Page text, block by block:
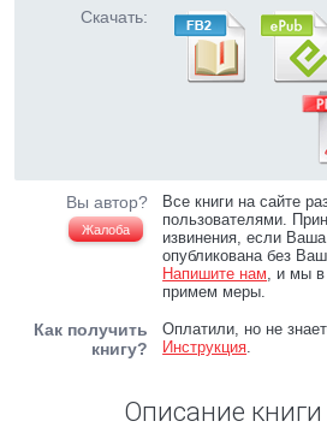
Скачать:
Вы автор?
Жалоба
Все книги на сайте
пользователями.
извинения, если
опубликована без
Напишите нам, и мы в
примем меры.
Как получить
книгу?
Оплатили, но не
Инструкция.
Описание